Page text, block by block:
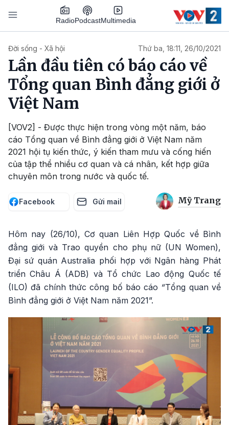
Nhảy đến nội dung
RadioPodcastMultimedia
Đời sống - Xã hội Thứ ba, 18:11, 26/10/2021
Lần đầu tiên có báo cáo về
Tổng quan Bình đẳng giới ở
Việt Nam
[VOV2] - Được thực hiện trong vòng một năm, báo
cáo Tổng quan về Bình đẳng giới ở Việt Nam năm
2021 hội tụ kiến thức, ý kiến tham mưu và cống hiến
của tập thể nhiều cơ quan và cá nhân, kết hợp giữa
chuyên môn trong nước và quốc tế.
Facebook Gửi mail Mỹ Trang
Hôm nay (26/10), Cơ quan Liên Hợp Quốc về Bình
đẳng giới và Trao quyền cho phụ nữ (UN Women),
Đại sứ quán Australia phối hợp với Ngân hàng Phát
triển Châu Á (ADB) và Tổ chức Lao động Quốc tế
(ILO) đã chính thức công bố báo cáo “Tổng quan về
Bình đẳng giới ở Việt Nam năm 2021”.